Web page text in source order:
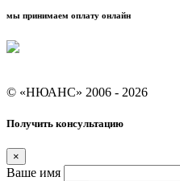
мы принимаем оплату онлайн
© «НЮАНС» 2006 - 2026
Получить консультацию
×
Ваше имя